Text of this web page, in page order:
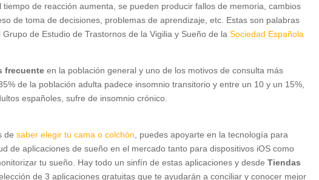
de reacción aumenta, se pueden producir fallos de memoria, cambios
de toma de decisiones, problemas de aprendizaje, etc. Estas son palabras
de Estudio de Trastornos de la Vigilia y Sueño de laSociedad Española
frecuente en la población general y uno de los motivos de consulta más
de la población adulta padece insomnio transitorio y entre un 10 y un 15%,
españoles, sufre de insomnio crónico.
desaber elegir tu cama o colchón , puedes apoyarte en la tecnología para
de aplicaciones de sueño en el mercado tanto para dispositivos iOS como
tu sueño. Hay todo un sinfín de estas aplicaciones y desdeTiendas
de 3 aplicaciones gratuitas que te ayudarán a conciliar y conocer mejor